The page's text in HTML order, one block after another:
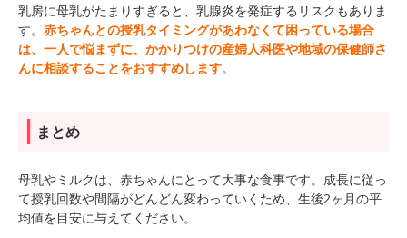
乳房に母乳がたまりすぎると、乳腺炎を発症するリスクもありま
す。 赤ちゃんとの授乳タイミングがあわなくて困っている場合
は、一人で悩まずに、かかりつけの産婦人科医や地域の保健師さ
んに相談することをおすすめします。
まとめ
母乳やミルクは、赤ちゃんにとって大事な食事です。成長に従っ
て授乳回数や間隔がどんどん変わっていくため、生後2ヶ月の平
均値を目安に与えてください。